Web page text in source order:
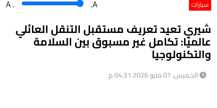
سيارات A . .A
شيري تعيد تعريف مستقبل التنقل العائلي
عالميًا: تكامل غير مسبوق بين السلامة
والتكنولوجيا
الخميس، 07 مايو 2026 04:31 م